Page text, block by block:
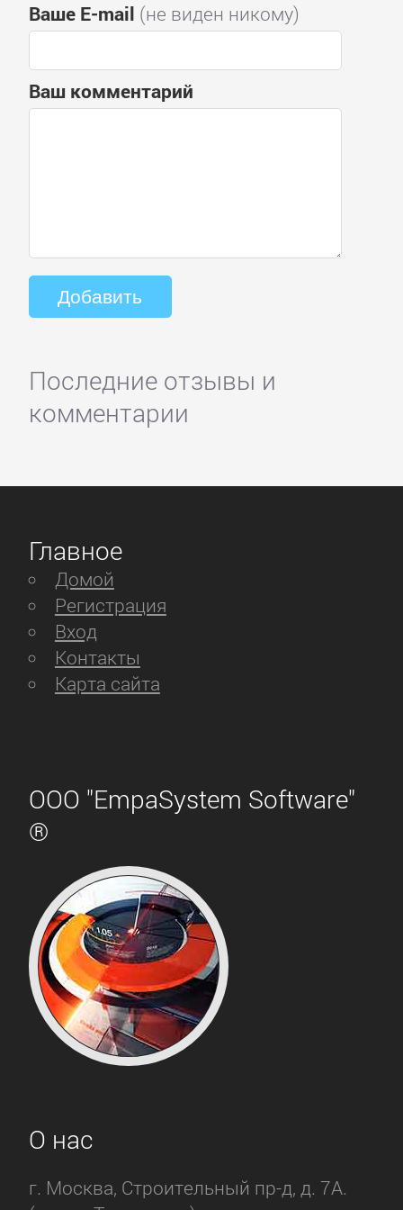
Ваше E-mail (не виден никому)
Ваш комментарий
Последние отзывы и
комментарии
Главное
Домой
Регистрация
Вход
Контакты
Карта сайта
ООО "EmpaSystem Software"
®
О нас
г. Москва, Строительный пр-д, д. 7А.